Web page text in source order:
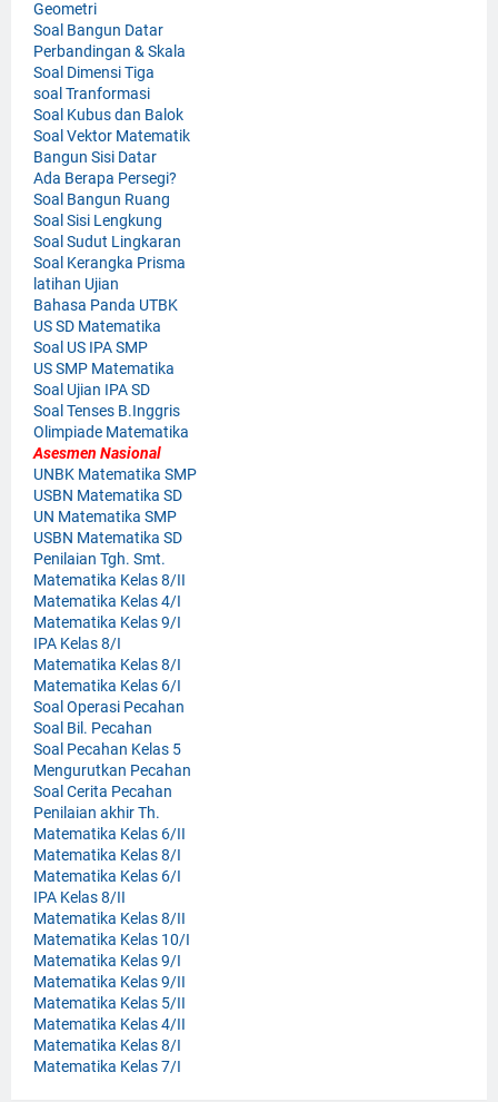
Geometri
Soal Bangun Datar
Perbandingan & Skala
Soal Dimensi Tiga
soal Tranformasi
Soal Kubus dan Balok
Soal Vektor Matematik
Bangun Sisi Datar
Ada Berapa Persegi?
Soal Bangun Ruang
Soal Sisi Lengkung
Soal Sudut Lingkaran
Soal Kerangka Prisma
latihan Ujian
Bahasa Panda UTBK
US SD Matematika
Soal US IPA SMP
US SMP Matematika
Soal Ujian IPA SD
Soal Tenses B.Inggris
Olimpiade Matematika
Asesmen Nasional
UNBK Matematika SMP
USBN Matematika SD
UN Matematika SMP
USBN Matematika SD
Penilaian Tgh. Smt.
Matematika Kelas 8/II
Matematika Kelas 4/I
Matematika Kelas 9/I
IPA Kelas 8/I
Matematika Kelas 8/I
Matematika Kelas 6/I
Soal Operasi Pecahan
Soal Bil. Pecahan
Soal Pecahan Kelas 5
Mengurutkan Pecahan
Soal Cerita Pecahan
Penilaian akhir Th.
Matematika Kelas 6/II
Matematika Kelas 8/I
Matematika Kelas 6/I
IPA Kelas 8/II
Matematika Kelas 8/II
Matematika Kelas 10/I
Matematika Kelas 9/I
Matematika Kelas 9/II
Matematika Kelas 5/II
Matematika Kelas 4/II
Matematika Kelas 8/I
Matematika Kelas 7/I